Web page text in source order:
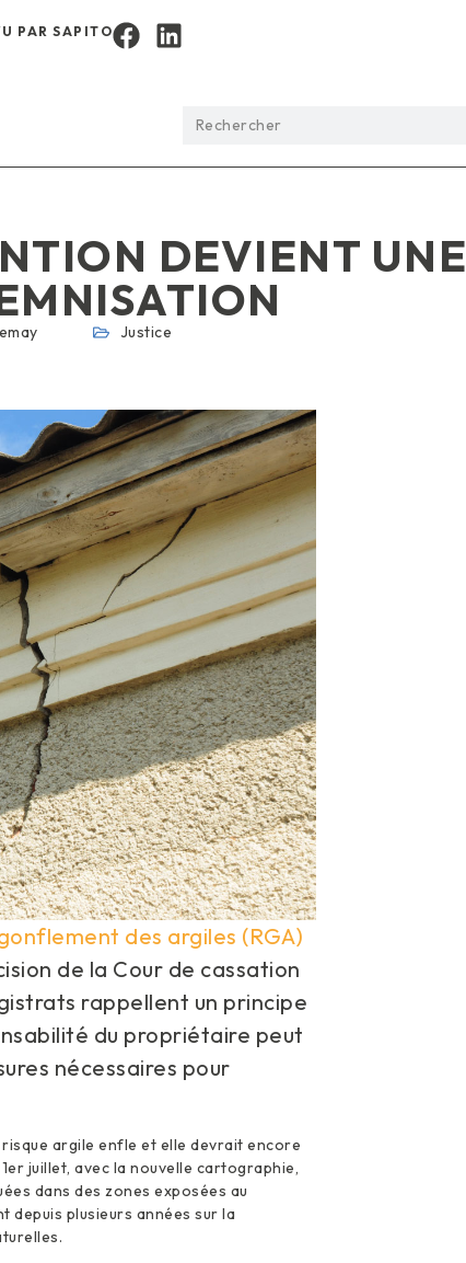
PAR SAPITO
DEVIENT UNE
Justice
des argiles (RGA)
de la Cour de cassation
rappellent un principe
du propriétaire peut
nécessaires pour
risque argile enfle et elle devrait encore
juillet, avec la nouvelle cartographie,
dans des zones exposées au
depuis plusieurs années sur la